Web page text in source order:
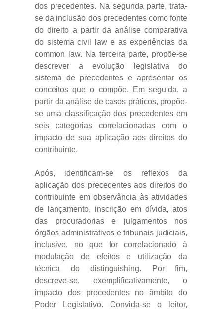
dos precedentes. Na segunda parte, trata-
se da inclusão dos precedentes como fonte
do direito a partir da análise comparativa
do sistema civil law e as experiências da
common law. Na terceira parte, propõe-se
descrever a evolução legislativa do
sistema de precedentes e apresentar os
conceitos que o compõe. Em seguida, a
partir da análise de casos práticos, propõe-
se uma classificação dos precedentes em
seis categorias correlacionadas com o
impacto de sua aplicação aos direitos do
contribuinte.
Após, identificam-se os reflexos da
aplicação dos precedentes aos direitos do
contribuinte em observância às atividades
de lançamento, inscrição em dívida, atos
das procuradorias e julgamentos nos
órgãos administrativos e tribunais judiciais,
inclusive, no que for correlacionado à
modulação de efeitos e utilização da
técnica do distinguishing. Por fim,
descreve-se, exemplificativamente, o
impacto dos precedentes no âmbito do
Poder Legislativo. Convida-se o leitor,